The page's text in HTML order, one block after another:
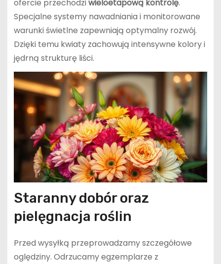
ofercie przechodziwieloetapową kontrolę.
Specjalne systemy nawadniania i monitorowane
warunki świetlne zapewniają optymalny rozwój.
Dzięki temu kwiaty zachowują intensywne kolory i
jędrną strukturę liści.
Staranny dobór oraz
pielęgnacja roślin
Przed wysyłką przeprowadzamy szczegółowe
oględziny. Odrzucamy egzemplarze z